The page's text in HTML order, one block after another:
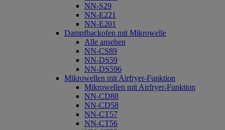
NN-S29
NN-E221
NN-E201
Dampfbackofen mit Mikrowelle
Alle ansehen
NN-CS89
NN-DS59
NN-DS596
Mikrowellen mit Airfryer-Funktion
Mikrowellen mit Airfryer-Funktion
NN-CD88
NN-CD58
NN-CT57
NN-CT56